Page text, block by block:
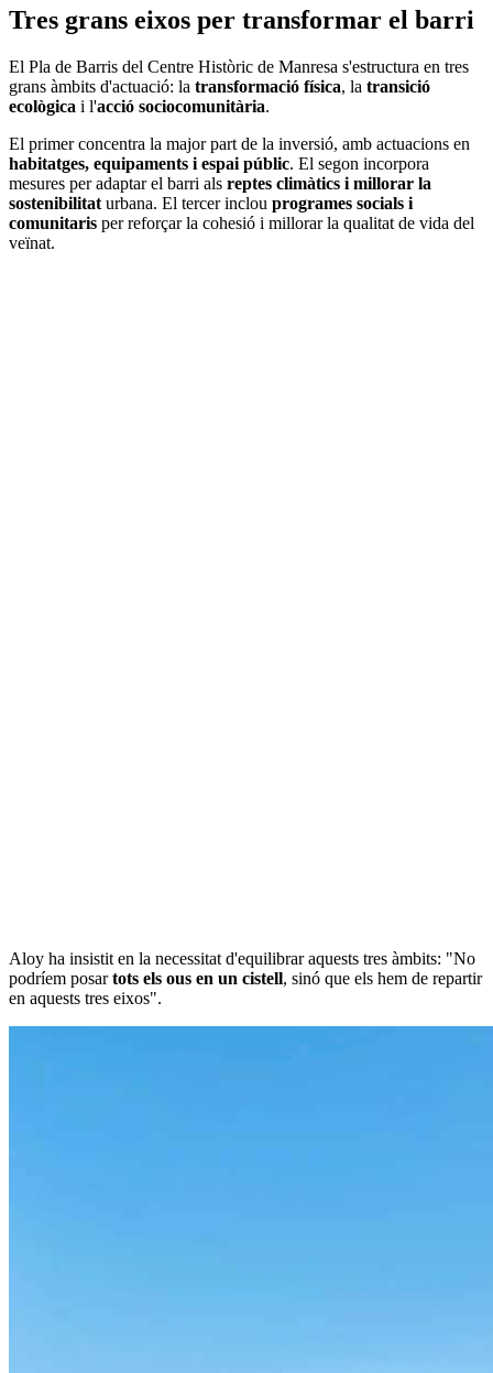
Tres grans eixos per transformar el barri
El Pla de Barris del Centre Històric de Manresa s'estructura en tres
grans àmbits d'actuació: la transformació física, la transició
ecològica i l'acció sociocomunitària.
El primer concentra la major part de la inversió, amb actuacions en
habitatges, equipaments i espai públic. El segon incorpora
mesures per adaptar el barri als reptes climàtics i millorar la
sostenibilitat urbana. El tercer inclou programes socials i
comunitaris per reforçar la cohesió i millorar la qualitat de vida del
veïnat.
Aloy ha insistit en la necessitat d'equilibrar aquests tres àmbits: "No
podríem posartots els ous en un cistell, sinó que els hem de repartir
en aquests tres eixos".